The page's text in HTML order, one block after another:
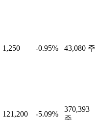
1,250 -0.95% 43,080 주
121,200 -5.09%
370,393
주